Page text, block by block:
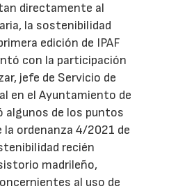
directamente al
la sostenibilidad
edición de IPAF
con la participación
jefe de Servicio de
en el Ayuntamiento de
algunos de los puntos
ordenanza 4/2021 de
recién
madrileño,
al uso de